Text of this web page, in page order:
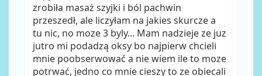
zrobiła masaż szyjki i ból pachwin
przeszedł, ale liczyłam na jakies skurcze a
tu nic, no moze 3 byly... Mam nadzieje ze juz
jutro mi podadzą oksy bo najpierw chcieli
mnie poobserwować a nie wiem ile to moze
potrwać, jedno co mnie cieszy to ze obiecali